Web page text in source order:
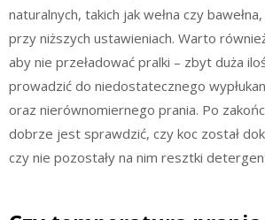
naturalnych, takich jak wełna czy
przy niższych ustawieniach. Warto
aby nie przeładować pralki – zbyt duża
prowadzić do niedostatecznego
oraz nierównomiernego prania. Po
dobrze jest sprawdzić, czy koc został
czy nie pozostały na nim resztki